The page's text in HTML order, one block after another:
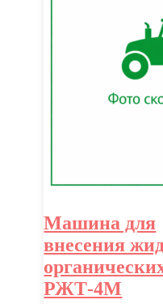
Машина для
внесения
РЖТ-4М